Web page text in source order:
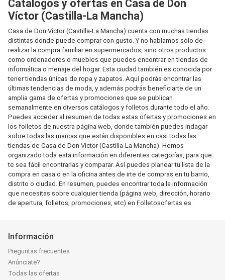
Catálogos y ofertas en Casa de Don
Víctor (Castilla-La Mancha)
Casa de Don Víctor (Castilla-La Mancha) cuenta con muchas tiendas
distintas donde puede comprar con gusto. Y no hablamos sólo de
realizar la compra familiar en supermercados, sino otros productos
como ordenadores o muebles que puedes encontrar en tiendas de
informática o menaje del hogar. Esta ciudad también es conocida por
tener tiendas únicas de ropa y zapatos. Aquí podrás encontrar las
últimas tendencias de moda, y además podrás beneficiarte de un
amplia gama de ofertas y promociones que se publican
semanalmente en diversos catálogos y folletos durante todo el año.
Puedes acceder al resumen de todas estas ofertas y promociones en
los folletos de nuestra página web, donde también puedes indagar
sobre todas las marcas que están disponibles en casi todas las
tiendas de Casa de Don Víctor (Castilla-La Mancha). Hemos
organizado toda esta información en diferentes categorías, para que
te sea fácil encontrarlas y comparar. Así puedes planear tu lista de la
compra en casa o en la oficina antes de irte de compras en tu barrio,
distrito o ciudad. En resumen, puedes encontrar toda la información
que necesitas sobre cualquier tienda (página web, dirección, horario
de apertura, folletos, promociones, etc) en Folletosofertas.es.
Información
Preguntas frecuentes
Anúnciate?
Todas las ofertas